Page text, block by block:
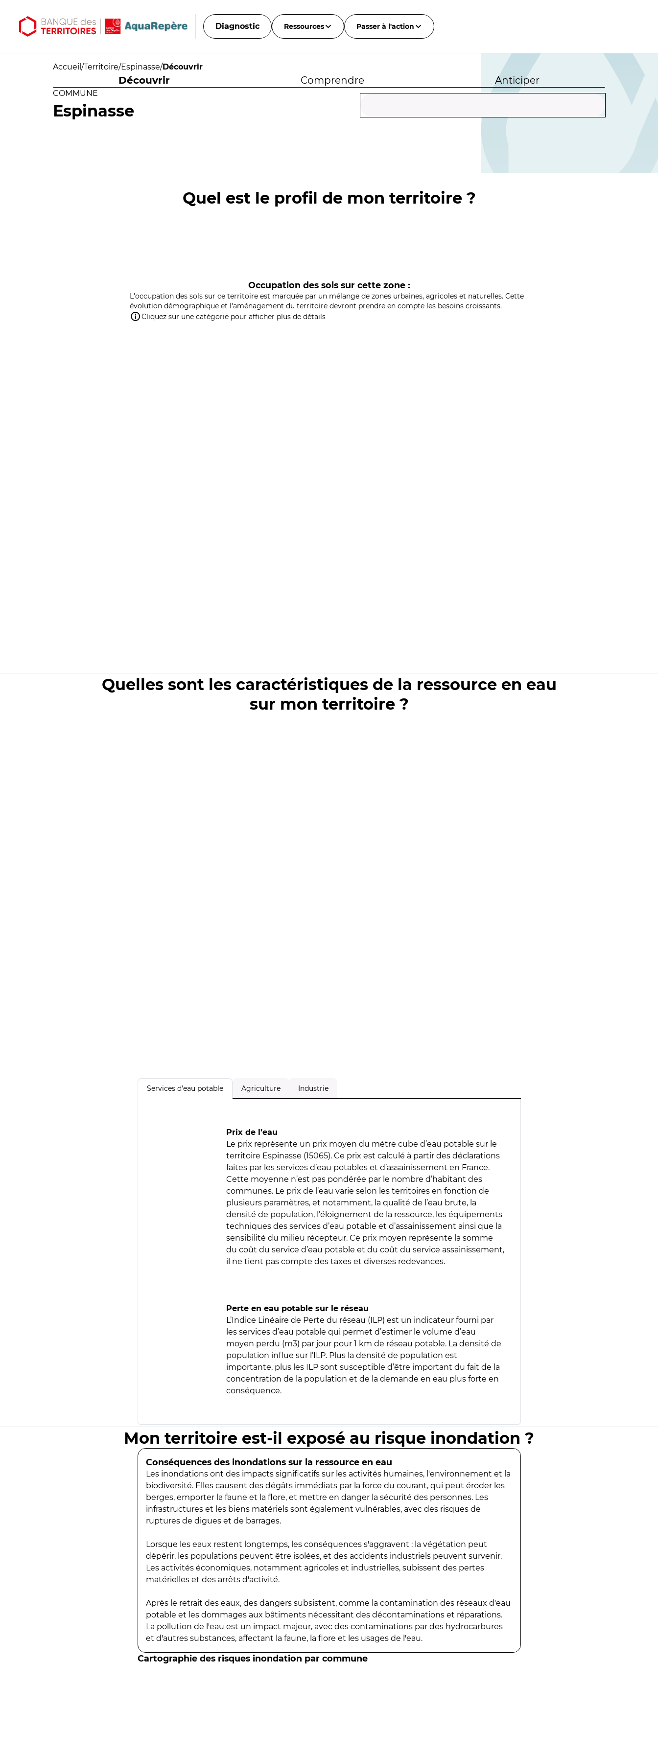
Diagnostic Ressources Passer à l'action
Accueil /Territoire/Espinasse/Découvrir
Découvrir Comprendre Anticiper
COMMUNE
Espinasse
Quel est le profil de mon territoire ?
Occupation des sols sur cette zone :
L'occupation des sols sur ce territoire est marquée par un mélange de zones urbaines, agricoles et naturelles. Cette
évolution démographique et l'aménagement du territoire devront prendre en compte les besoins croissants.
Cliquez sur une catégorie pour afficher plus de détails
Quelles sont les caractéristiques de la ressource en eau
sur mon territoire ?
Services d'eau potable Agriculture Industrie
Prix de l’eau
Le prix représente un prix moyen du mètre cube d’eau potable sur le
territoire Espinasse (15065). Ce prix est calculé à partir des déclarations
faites par les services d’eau potables et d’assainissement en France.
Cette moyenne n’est pas pondérée par le nombre d’habitant des
communes. Le prix de l’eau varie selon les territoires en fonction de
plusieurs paramètres, et notamment, la qualité de l’eau brute, la
densité de population, l’éloignement de la ressource, les équipements
techniques des services d’eau potable et d’assainissement ainsi que la
sensibilité du milieu récepteur. Ce prix moyen représente la somme
du coût du service d’eau potable et du coût du service assainissement,
il ne tient pas compte des taxes et diverses redevances.
Perte en eau potable sur le réseau
L’Indice Linéaire de Perte du réseau (ILP) est un indicateur fourni par
les services d’eau potable qui permet d’estimer le volume d’eau
moyen perdu (m3) par jour pour 1 km de réseau potable. La densité de
population influe sur l’ILP. Plus la densité de population est
importante, plus les ILP sont susceptible d’être important du fait de la
concentration de la population et de la demande en eau plus forte en
conséquence.
Mon territoire est-il exposé au risque inondation ?
Conséquences des inondations sur la ressource en eau
Les inondations ont des impacts significatifs sur les activités humaines, l'environnement et la
biodiversité. Elles causent des dégâts immédiats par la force du courant, qui peut éroder les
berges, emporter la faune et la flore, et mettre en danger la sécurité des personnes. Les
infrastructures et les biens matériels sont également vulnérables, avec des risques de
ruptures de digues et de barrages.
Lorsque les eaux restent longtemps, les conséquences s'aggravent : la végétation peut
dépérir, les populations peuvent être isolées, et des accidents industriels peuvent survenir.
Les activités économiques, notamment agricoles et industrielles, subissent des pertes
matérielles et des arrêts d'activité.
Après le retrait des eaux, des dangers subsistent, comme la contamination des réseaux d'eau
potable et les dommages aux bâtiments nécessitant des décontaminations et réparations.
La pollution de l'eau est un impact majeur, avec des contaminations par des hydrocarbures
et d'autres substances, affectant la faune, la flore et les usages de l'eau.
Cartographie des risques inondation par commune